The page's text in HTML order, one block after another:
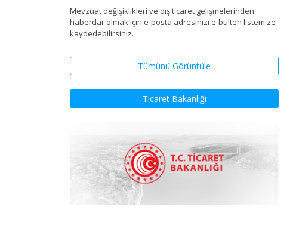
Mevzuat değişiklikleri ve dış ticaret gelişmelerinden
haberdar olmak için e-posta adresinizi e-bülten listemize
kaydedebilirsiniz.
Tümünü Görüntüle
Ticaret Bakanlığı